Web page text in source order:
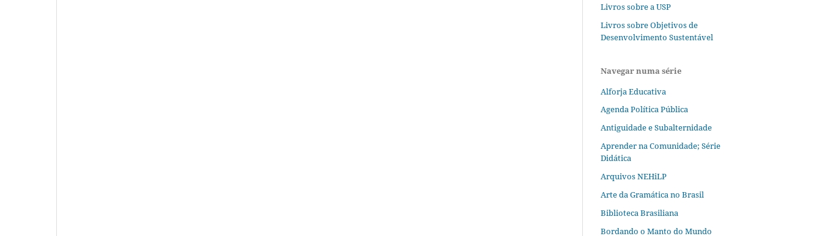
Livros sobre a USP
Livros sobre Objetivos de
Desenvolvimento Sustentável
Navegar numa série
Alforja Educativa
Agenda Política Pública
Antiguidade e Subalternidade
Aprender na Comunidade; Série
Didática
Arquivos NEHiLP
Arte da Gramática no Brasil
Biblioteca Brasiliana
Bordando o Manto do Mundo